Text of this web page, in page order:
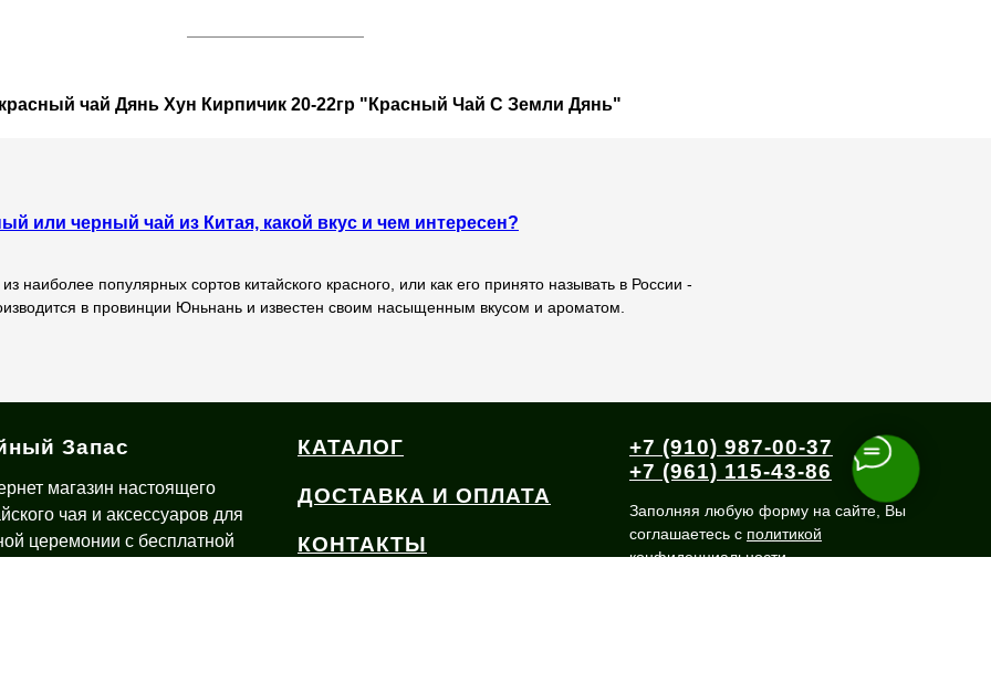
чай Дянь Хун Кирпичик 20-22гр "Красный Чай С Земли Дянь"
или черный чай из Китая, какой вкус и чем интересен?
наиболее популярных сортов китайского красного, или как его принято называть в России -
в провинции Юньнань и известен своим насыщенным вкусом и ароматом.
Запас
магазин настоящего
чая и аксессуаров для
церемонии с бесплатной
КАТАЛОГ
ДОСТАВКА И ОПЛАТА
КОНТАКТЫ
+7 (910) 987-00-37
+7 (961) 115-43-86
Заполняя любую форму на сайте, Вы
соглашаетесь с политикой
конфиденциальности